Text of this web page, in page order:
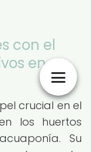
con el
en
crucial en el
los huertos
Su